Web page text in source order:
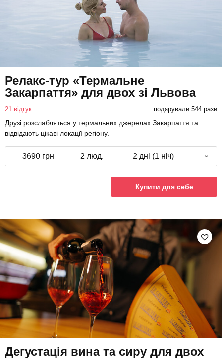
Релакс-тур «Термальне
Закарпаття» для двох зі Львова
21 відгук подарували 544 рази
Друзі розслабляться у термальних джерелах Закарпаття та
відвідають цікаві локації регіону.
3690 грн 2 люд. 2 дні (1 ніч)
Купити для себе
Дегустація вина та сиру для двох